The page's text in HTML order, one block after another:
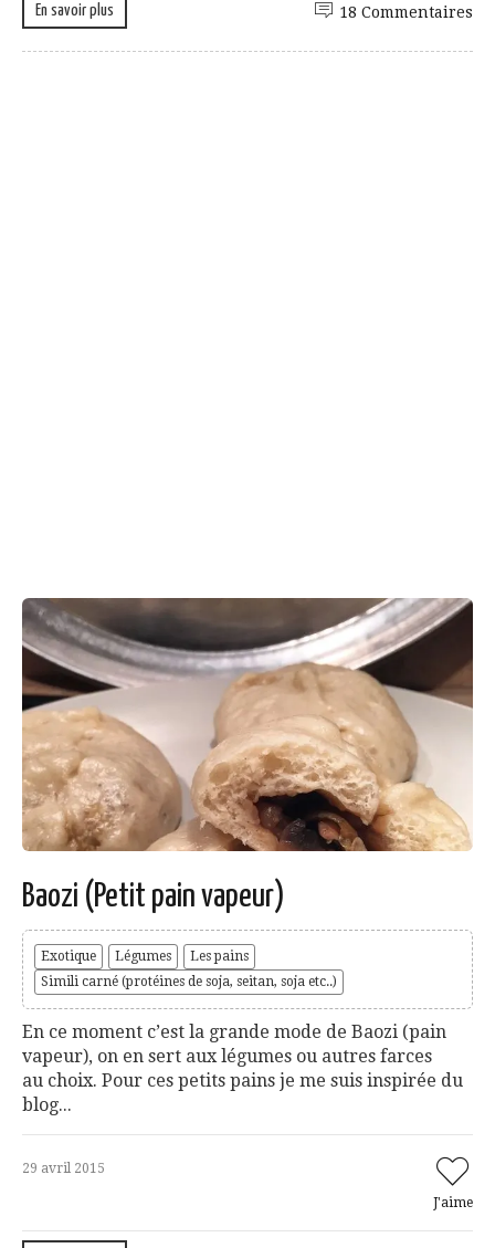
En savoir plus 18 Commentaires
Baozi (Petit pain vapeur)
Exotique Légumes
Les pains
Simili carné (protéines de soja, seitan, soja etc..)
En ce moment c’est la grande mode de Baozi (pain
vapeur), on en sert aux légumes ou autres farces
au choix. Pour ces petits pains je me suis inspirée du
blog...
29 avril 2015
J'aime